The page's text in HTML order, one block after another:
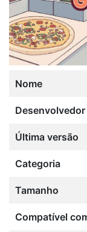
Nome
Desenvolvedor
Última versão
Categoria
Tamanho
Compatível